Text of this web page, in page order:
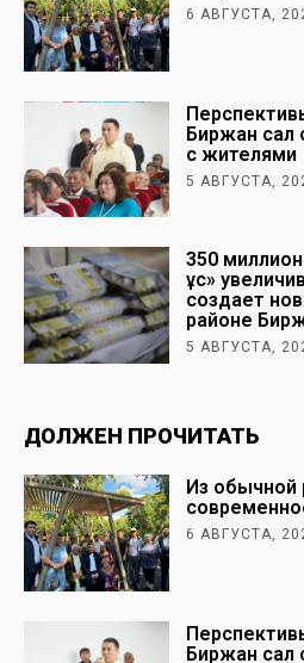
6 АВГУСТА,
Биржан сал
с жителями
5 АВГУСТА,
350
Құс»
создает
районе
5 АВГУСТА,
ДОЛЖЕН ПРОЧИТАТЬ
Из
6 АВГУСТА,
Биржан сал